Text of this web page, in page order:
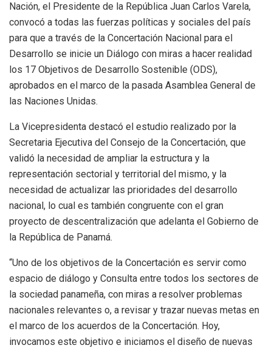
Nación, el Presidente de la República Juan Carlos Varela,
convocó a todas las fuerzas políticas y sociales del país
para que a través de la Concertación Nacional para el
Desarrollo se inicie un Diálogo con miras a hacer realidad
los 17 Objetivos de Desarrollo Sostenible (ODS),
aprobados en el marco de la pasada Asamblea General de
las Naciones Unidas.
La Vicepresidenta destacó el estudio realizado por la
Secretaria Ejecutiva del Consejo de la Concertación, que
validó la necesidad de ampliar la estructura y la
representación sectorial y territorial del mismo, y la
necesidad de actualizar las prioridades del desarrollo
nacional, lo cual es también congruente con el gran
proyecto de descentralización que adelanta el Gobierno de
la República de Panamá.
“Uno de los objetivos de la Concertación es servir como
espacio de diálogo y Consulta entre todos los sectores de
la sociedad panameña, con miras a resolver problemas
nacionales relevantes o, a revisar y trazar nuevas metas en
el marco de los acuerdos de la Concertación. Hoy,
invocamos este objetivo e iniciamos el diseño de nuevas